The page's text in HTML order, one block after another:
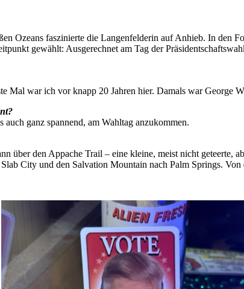
Ozeans faszinierte die Langenfelderin auf Anhieb. In den
gewählt: Ausgerechnet am Tag der
Mal war ich vor knapp 20 Jahren hier. Damals war George
ganz spannend, am Wahltag anzukommen.
über den Appache Trail – eine kleine, meist nicht geteerte,
City und den Salvation Mountain nach Palm Springs.